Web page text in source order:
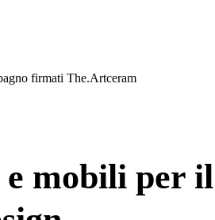
mobili per il